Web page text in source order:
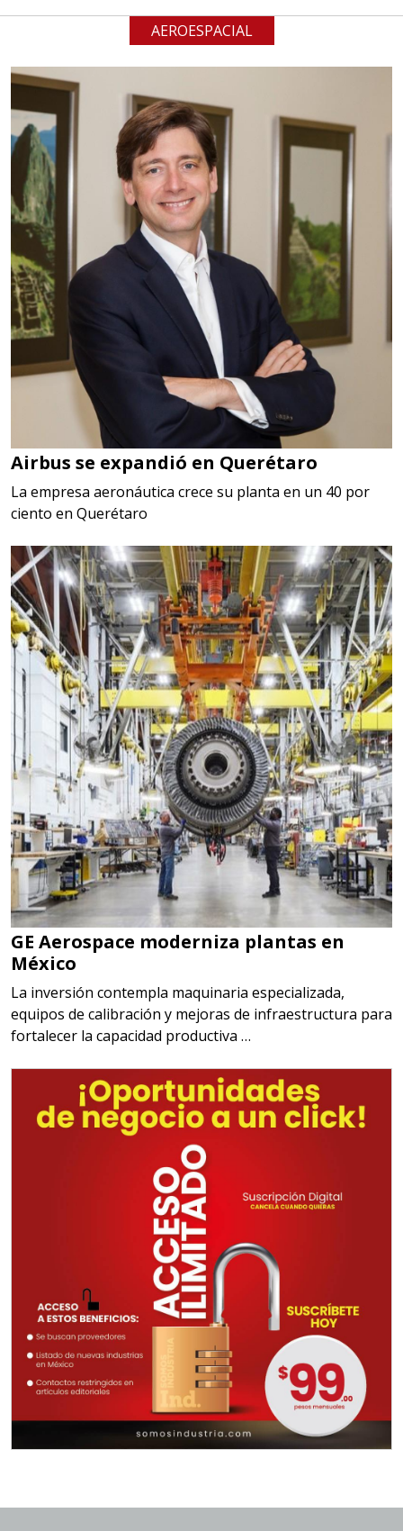
AEROESPACIAL
Airbus se expandió en Querétaro
La empresa aeronáutica crece su planta en un 40 por
ciento en Querétaro
GE Aerospace moderniza plantas en
México
La inversión contempla maquinaria especializada,
equipos de calibración y mejoras de infraestructura para
fortalecer la capacidad productiva …